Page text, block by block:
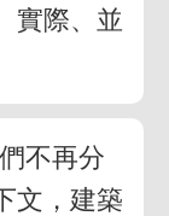
實際、並
不再分
文，建築